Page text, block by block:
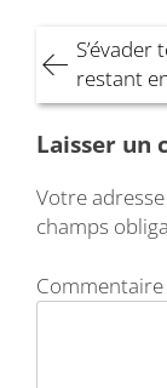
de
l’article
S’évader
restant
Laisser un
Votre
champs
Commentaire